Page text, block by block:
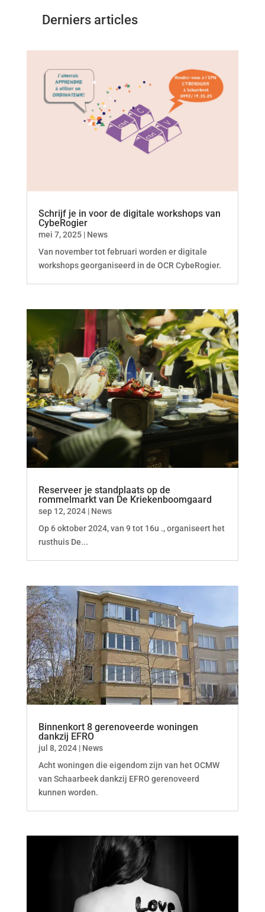
Derniers articles
Schrijf je in voor de digitale workshops van
CybeRogier
mei 7, 2025| News
Van november tot februari worden er digitale
workshops georganiseerd in de OCR CybeRogier.
Reserveer je standplaats op de
rommelmarkt van De Kriekenboomgaard
sep 12, 2024| News
Op 6 oktober 2024, van 9 tot 16u ., organiseert het
rusthuis De...
Binnenkort 8 gerenoveerde woningen
dankzij EFRO
jul 8, 2024| News
Acht woningen die eigendom zijn van het OCMW
van Schaarbeek dankzij EFRO gerenoveerd
kunnen worden.